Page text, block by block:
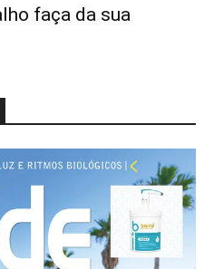
faça da sua